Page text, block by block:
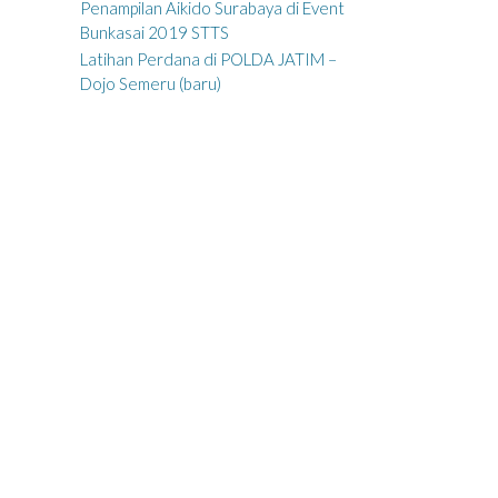
Penampilan Aikido Surabaya di Event
Bunkasai 2019 STTS
Latihan Perdana di POLDA JATIM –
Dojo Semeru (baru)